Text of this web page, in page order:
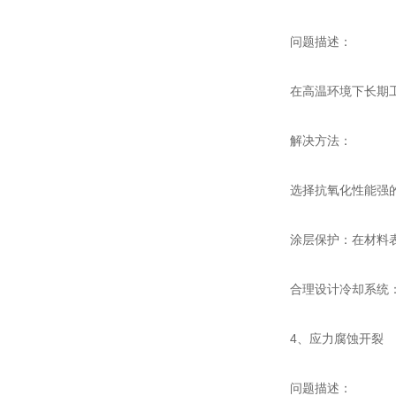
问题描述：
在高温环境下长期工
解决方法：
选择抗氧化性能强的
涂层保护：在材料表
合理设计冷却系统：
4、应力腐蚀开裂
问题描述：